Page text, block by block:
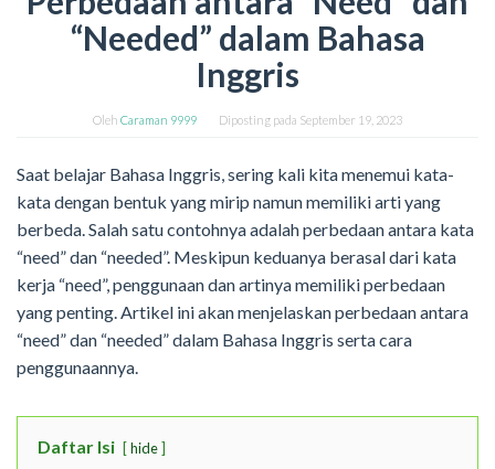
“Needed” dalam Bahasa
Inggris
Oleh Caraman 9999 Diposting pada September 19, 2023
Saat belajar Bahasa Inggris, sering kali kita menemui kata-
kata dengan bentuk yang mirip namun memiliki arti yang
berbeda. Salah satu contohnya adalah perbedaan antara kata
“need” dan “needed”. Meskipun keduanya berasal dari kata
kerja “need”, penggunaan dan artinya memiliki perbedaan
yang penting. Artikel ini akan menjelaskan perbedaan antara
“need” dan “needed” dalam Bahasa Inggris serta cara
penggunaannya.
Daftar Isi hide